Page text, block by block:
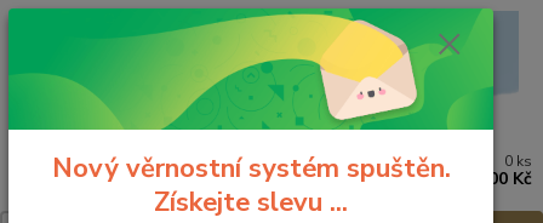
Menu 0 ks
0,00 Kč
Nový věrnostní systém spuštěn.
Získejte slevu ...